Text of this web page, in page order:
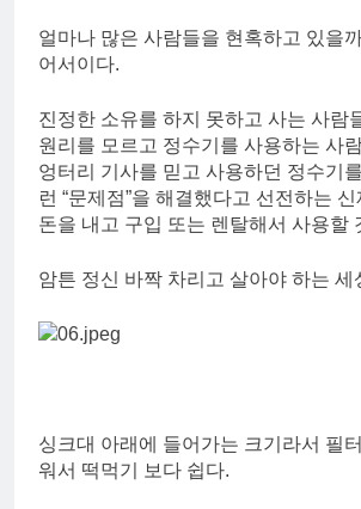
얼마나 많은 사람들을 현혹하고 있을
어서이다.
진정한 소유를 하지 못하고 사는 사람
원리를 모르고 정수기를 사용하는 사
엉터리 기사를 믿고 사용하던 정수기
런 “문제점”을 해결했다고 선전하는
돈을 내고 구입 또는 렌탈해서 사용할
암튼 정신 바짝 차리고 살아야 하는 세
싱크대 아래에 들어가는 크기라서 필
워서 떡먹기 보다 쉽다.